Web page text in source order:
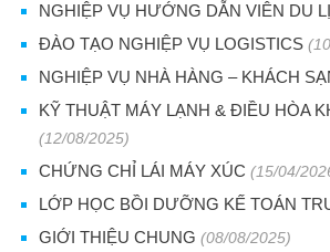
NGHIỆP VỤ HƯỚNG DẪN VIÊN DU
ĐÀO TẠO NGHIỆP VỤ LOGISTICS
NGHIỆP VỤ NHÀ HÀNG – KHÁCH
KỸ THUẬT MÁY LẠNH & ĐIỀU HÒA
(12/08/2025)
CHỨNG CHỈ LÁI MÁY XÚC (15/04/
LỚP HỌC BỒI DƯỠNG KẾ TOÁN
GIỚI THIỆU CHUNG (08/08/2025)